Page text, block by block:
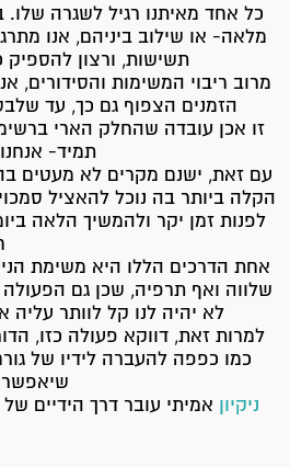
כל אחד מאיתנו רגיל לשגרה שלו.
מלאה- או שילוב ביניהם, אנו
תשישות, ורצון להספיק
מרוב ריבוי המשימות והסידורים,
הזמנים הצפוף גם כך, עד
זו אכן עובדה שהחלק הארי
תמיד-
עם זאת, ישנם מקרים לא מעטים
הקלה ביותר בה נוכל להאציל
לפנות זמן יקר ולהמשיך הלאה
אחת הדרכים הללו היא משימת
שלווה ואף תרפיה, שכן גם
לא יהיה לנו קל לוותר
למרות זאת, דווקא פעולה כזו,
כמו כפפה להעברה לידיו של
שיאפשר
ניקיון אמיתי עובר דרך הידיים